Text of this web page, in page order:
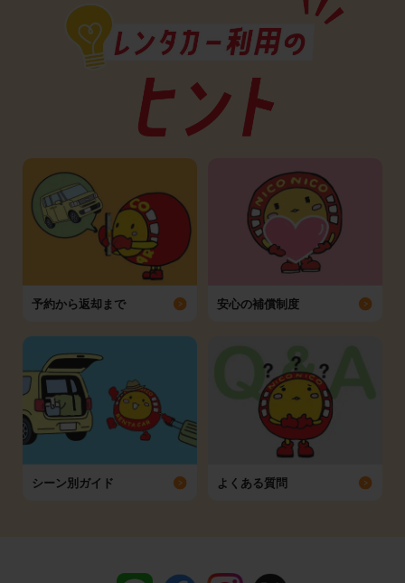
予約から返却まで 安心の補償制度
シーン別ガイド よくある質問